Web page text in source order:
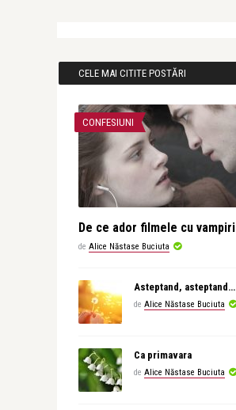
CELE MAI CITITE POSTĂRI
CONFESIUNI
De ce ador filmele cu vampiri
de Alice Năstase Buciuta
Asteptand, asteptand…
de Alice Năstase Buciuta
Ca primavara
de Alice Năstase Buciuta